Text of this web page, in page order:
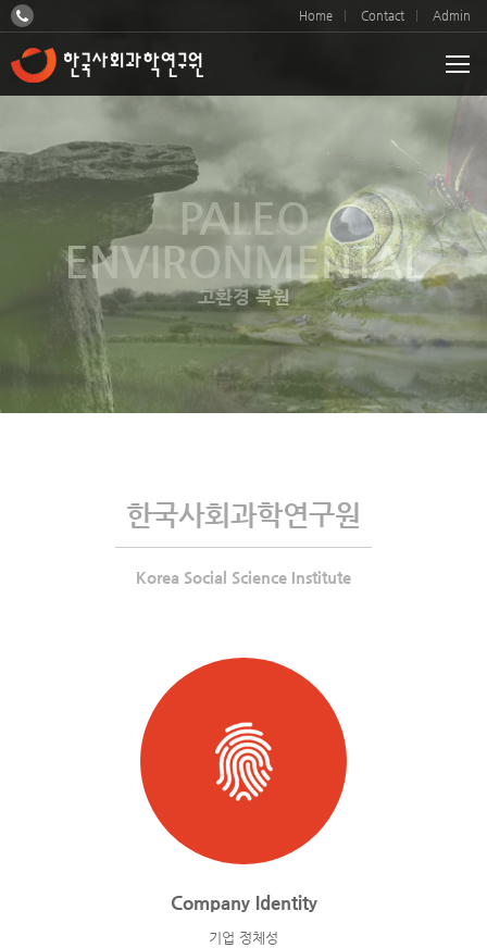
Home Contact Admin
PALEO
ENVIRONMENTAL
고환경 복원
ECOLOGICAL
ENVIRONMENTAL
생태환경
한국사회과학연구원
Korea Social Science Institute
Company Identity
기업 정체성